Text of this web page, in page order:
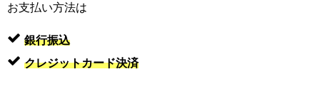
お支払い方法は
銀行振込
クレジットカード決済